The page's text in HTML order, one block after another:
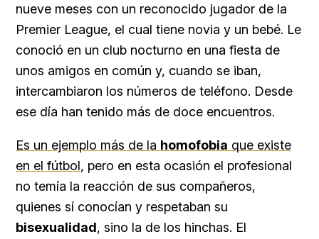
nueve meses con un reconocido jugador de la
Premier League, el cual tiene novia y un bebé. Le
conoció en un club nocturno en una fiesta de
unos amigos en común y, cuando se iban,
intercambiaron los números de teléfono. Desde
ese día han tenido más de doce encuentros.
Es un ejemplo más de la homofobia que existe
en el fútbol, pero en esta ocasión el profesional
no temía la reacción de sus compañeros,
quienes sí conocían y respetaban su
bisexualidad, sino la de los hinchas. El